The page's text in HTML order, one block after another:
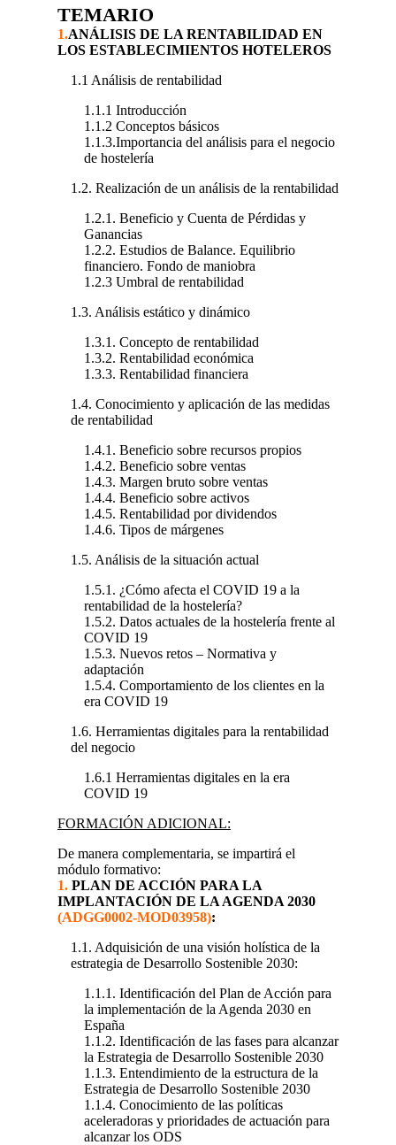
TEMARIO
1.ANÁLISIS DE LA RENTABILIDAD EN
LOS ESTABLECIMIENTOS HOTELEROS
1.1 Análisis de rentabilidad
1.1.1 Introducción
1.1.2 Conceptos básicos
1.1.3.Importancia del análisis para el negocio
de hostelería
1.2. Realización de un análisis de la rentabilidad
1.2.1. Beneficio y Cuenta de Pérdidas y
Ganancias
1.2.2. Estudios de Balance. Equilibrio
financiero. Fondo de maniobra
1.2.3 Umbral de rentabilidad
1.3. Análisis estático y dinámico
1.3.1. Concepto de rentabilidad
1.3.2. Rentabilidad económica
1.3.3. Rentabilidad financiera
1.4. Conocimiento y aplicación de las medidas
de rentabilidad
1.4.1. Beneficio sobre recursos propios
1.4.2. Beneficio sobre ventas
1.4.3. Margen bruto sobre ventas
1.4.4. Beneficio sobre activos
1.4.5. Rentabilidad por dividendos
1.4.6. Tipos de márgenes
1.5. Análisis de la situación actual
1.5.1. ¿Cómo afecta el COVID 19 a la
rentabilidad de la hostelería?
1.5.2. Datos actuales de la hostelería frente al
COVID 19
1.5.3. Nuevos retos – Normativa y
adaptación
1.5.4. Comportamiento de los clientes en la
era COVID 19
1.6. Herramientas digitales para la rentabilidad
del negocio
1.6.1 Herramientas digitales en la era
COVID 19
FORMACIÓN ADICIONAL:
De manera complementaria, se impartirá el
módulo formativo:
1.PLAN DE ACCIÓN PARA LA
IMPLANTACIÓN DE LA AGENDA 2030
(ADGG0002-MOD03958):
1.1. Adquisición de una visión holística de la
estrategia de Desarrollo Sostenible 2030:
1.1.1. Identificación del Plan de Acción para
la implementación de la Agenda 2030 en
España
1.1.2. Identificación de las fases para alcanzar
la Estrategia de Desarrollo Sostenible 2030
1.1.3. Entendimiento de la estructura de la
Estrategia de Desarrollo Sostenible 2030
1.1.4. Conocimiento de las políticas
aceleradoras y prioridades de actuación para
alcanzar los ODS